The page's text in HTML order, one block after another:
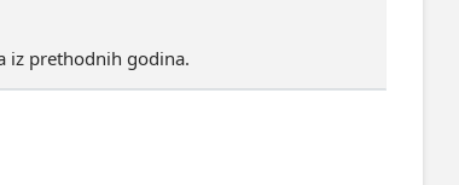
iz prethodnih godina.